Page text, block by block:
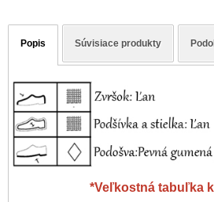
Popis Súvisiace produkty
*Veľkostná tabuľka